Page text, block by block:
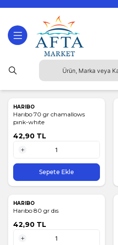
HARIBO
Harıbo 70 gr chamallows
pınk-whıte
42,90 TL
1 Adet
Sepete Ekle
HARIBO
Harıbo 80 gr dıs
42,90 TL